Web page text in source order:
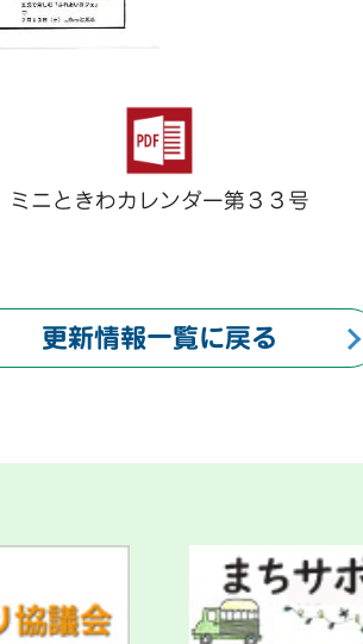
ミニときわカレンダー第３３号
更新情報一覧に戻る